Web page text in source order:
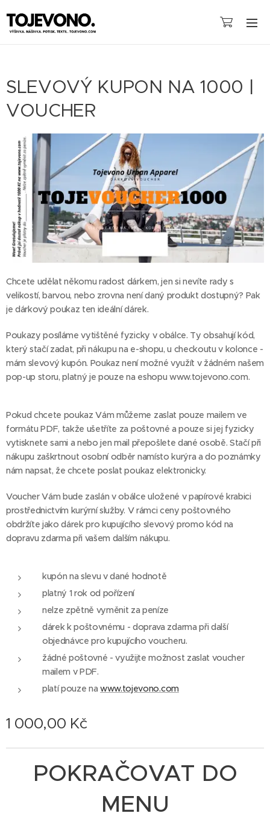
SLEVOVÝ KUPON NA 1000 |
VOUCHER
Chcete udělat někomu radost dárkem, jen si nevíte rady s
velikostí, barvou, nebo zrovna není daný produkt dostupný? Pak
je dárkový poukaz ten ideální dárek.
Poukazy posíláme vytištěné fyzicky v obálce. Ty obsahují kód,
který stačí zadat, při nákupu na e-shopu, u checkoutu v kolonce -
mám slevový kupón. Poukaz není možné využít v žádném našem
pop-up storu, platný je pouze na eshopu www.tojevono.com.
Pokud chcete poukaz Vám můžeme zaslat pouze mailem ve
formátu PDF, takže ušetříte za poštovné a pouze si jej fyzicky
vytisknete sami a nebo jen mail přepošlete dané osobě. Stačí při
nákupu zaškrtnout osobní odběr namísto kurýra a do poznámky
nám napsat, že chcete poslat poukaz elektronicky.
Voucher Vám bude zaslán v obálce uložené v papírové krabici
prostřednictvím kurýrní služby. V rámci ceny poštovného
obdržíte jako dárek pro kupujícího slevový promo kód na
dopravu zdarma při vašem dalším nákupu.
kupón na slevu v dané hodnotě
platný 1 rok od pořízení
nelze zpětně vyměnit za peníze
dárek k poštovnému - doprava zdarma při další
objednávce pro kupujícího voucheru.
žádné poštovné - využijte možnost zaslat voucher
mailem v PDF.
platí pouze nawww.tojevono.com
1 000,00 Kč
POKRAČOVAT DO
MENU